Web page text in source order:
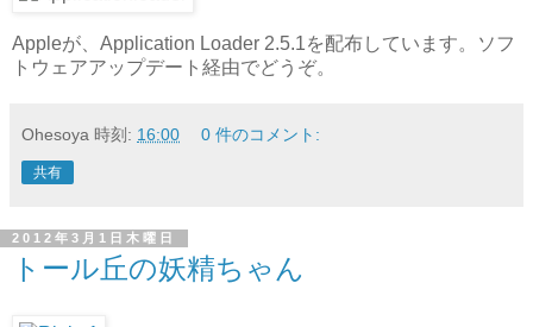
Appleが、Application Loader 2.5.1を配布しています。ソフ
トウェアアップデート経由でどうぞ。
Ohesoya 時刻: 16:00 0 件のコメント:
共有
2012年3月1日木曜日
トール丘の妖精ちゃん